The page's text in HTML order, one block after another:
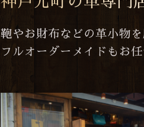
鞄やお財布などの革小物
フルオーダーメイドもお任